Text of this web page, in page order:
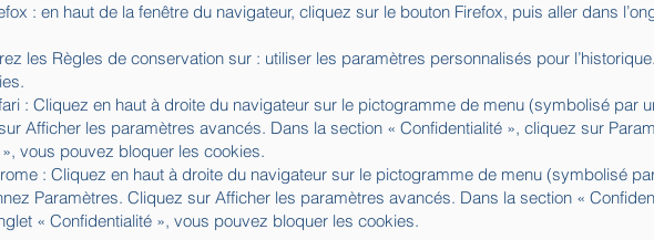
: en haut de la fenêtre du navigateur, cliquez sur le bouton Firefox, puis aller dans
les Règles de conservation sur : utiliser les paramètres personnalisés pour
: Cliquez en haut à droite du navigateur sur le pictogramme de menu (symbolisé par
Afficher les paramètres avancés. Dans la section « Confidentialité », cliquez sur
vous pouvez bloquer les cookies.
: Cliquez en haut à droite du navigateur sur le pictogramme de menu (symbolisé
Paramètres. Cliquez sur Afficher les paramètres avancés. Dans la section «
« Confidentialité », vous pouvez bloquer les cookies.